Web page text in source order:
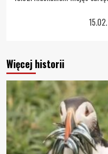
Więcej historii